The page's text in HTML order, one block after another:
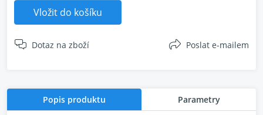
Vložit do košíku
Dotaz na zboží Poslat e-mailem
Popis produktu Parametry